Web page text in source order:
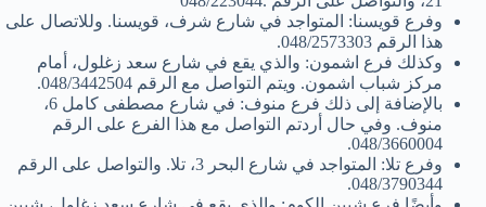
وفرع قويسنا: المتواجد في شارع شرف، قويسنا. وللاتصال على
هذا الرقم 048/2573303.
وكذلك فرع اشمون: والذي يقع في شارع سعد زغلول، أمام
مركز شباب اشمون. ويتم التواصل مع الرقم 048/3442504.
بالإضافة إلى ذلك فرع منوف: في شارع مصطفى كامل 6،
منوف. وفي حال أردتم التواصل مع هذا الفرع على الرقم
048/3660004.
وفرع تلا: المتواجد في شارع البحر 3، تلا. والتواصل على الرقم
048/3790344.